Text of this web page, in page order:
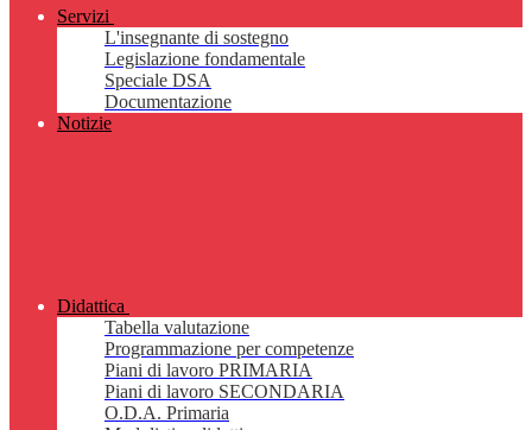
Servizi
L'insegnante di sostegno
Legislazione fondamentale
Speciale DSA
Documentazione
Notizie
Didattica
Tabella valutazione
Programmazione per competenze
Piani di lavoro PRIMARIA
Piani di lavoro SECONDARIA
O.D.A. Primaria